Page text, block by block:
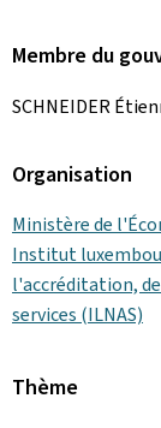
Membre du
SCHNEIDER
Organisation
Ministère de
Institut
l'accréditation,
services (ILNAS)
Thème